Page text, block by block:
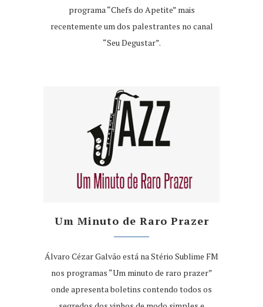
programa “Chefs do Apetite” mais
recentemente um dos palestrantes no canal
“Seu Degustar”.
Um Minuto de Raro Prazer
Álvaro Cézar Galvão está na Stério Sublime FM
nos programas “Um minuto de raro prazer”
onde apresenta boletins contendo todos os